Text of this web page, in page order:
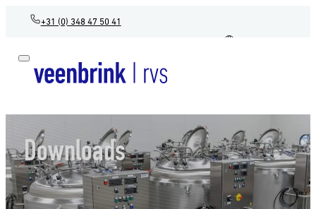
+31 (0) 348 47 50 41
Downloads